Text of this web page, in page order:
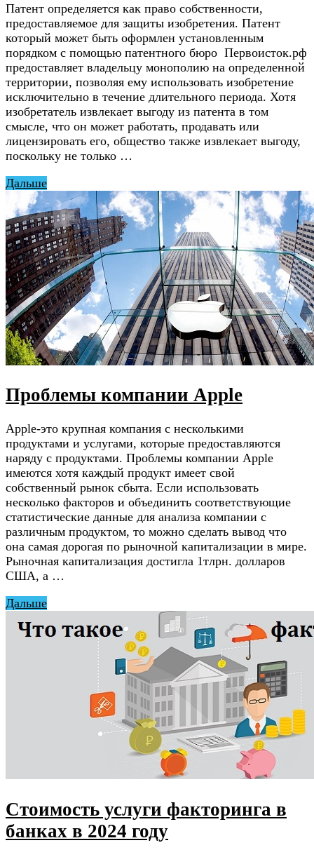
Патент определяется как право собственности,
предоставляемое для защиты изобретения. Патент
который может быть оформлен установленным
порядком с помощью патентного бюро Первоисток.рф
предоставляет владельцу монополию на определенной
территории, позволяя ему использовать изобретение
исключительно в течение длительного периода. Хотя
изобретатель извлекает выгоду из патента в том
смысле, что он может работать, продавать или
лицензировать его, общество также извлекает выгоду,
поскольку не только …
Дальше
Проблемы компании Apple
Apple-это крупная компания с несколькими
продуктами и услугами, которые предоставляются
наряду с продуктами. Проблемы компании Apple
имеются хотя каждый продукт имеет свой
собственный рынок сбыта. Если использовать
несколько факторов и объединить соответствующие
статистические данные для анализа компании с
различным продуктом, то можно сделать вывод что
она самая дорогая по рыночной капитализации в мире.
Рыночная капитализация достигла 1тлрн. долларов
США, а …
Дальше
Стоимость услуги факторинга в
банках в 2024 году